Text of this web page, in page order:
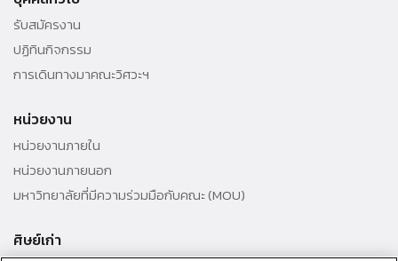
รับสมัครงาน
ปฏิทินกิจกรรม
การเดินทางมาคณะวิศวะฯ
หน่วยงาน
หน่วยงานภายใน
หน่วยงานภายนอก
มหาวิทยาลัยที่มีความร่วมมือกับคณะ (MOU)
ศิษย์เก่า